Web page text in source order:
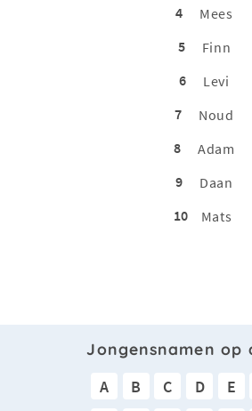
4
Mees
5
Finn
6
Levi
7
Noud
8
Adam
9
Daan
10
Mats
Jongensnamen op
A B C D E